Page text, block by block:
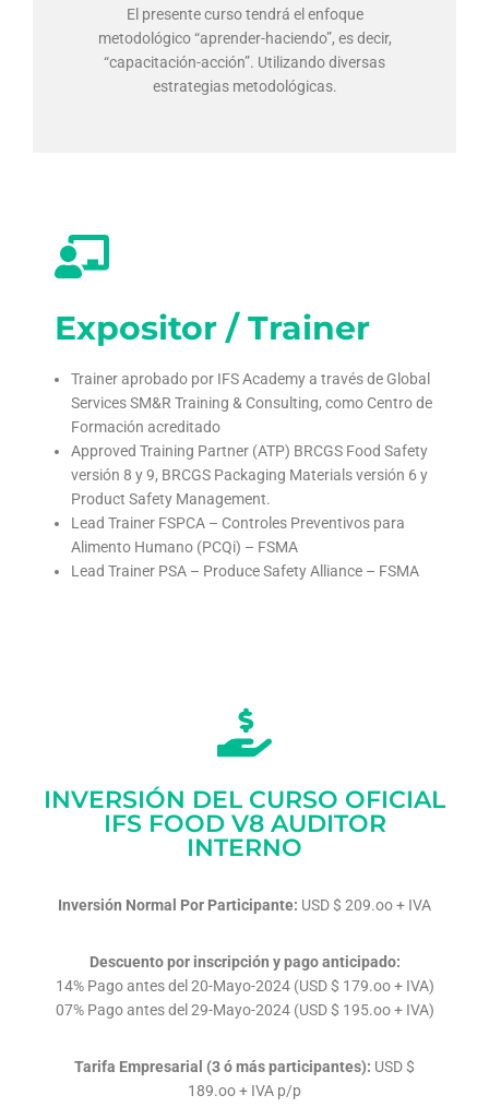
El presente curso tendrá el enfoque
metodológico “aprender-haciendo”, es decir,
“capacitación-acción”. Utilizando diversas
estrategias metodológicas.
Expositor / Trainer
Trainer aprobado por IFS Academy a través de Global
Services SM&R Training & Consulting, como Centro de
Formación acreditado
Approved Training Partner (ATP) BRCGS Food Safety
versión 8 y 9, BRCGS Packaging Materials versión 6 y
Product Safety Management.
Lead Trainer FSPCA – Controles Preventivos para
Alimento Humano (PCQi) – FSMA
Lead Trainer PSA – Produce Safety Alliance – FSMA
INVERSIÓN DEL CURSO OFICIAL
IFS FOOD V8 AUDITOR
INTERNO
Inversión Normal Por Participante: USD $ 209.oo + IVA
Descuento por inscripción y pago anticipado:
14% Pago antes del 20-Mayo-2024 (USD $ 179.oo + IVA)
07% Pago antes del 29-Mayo-2024 (USD $ 195.oo + IVA)
Tarifa Empresarial (3 ó más participantes): USD $
189.oo + IVA p/p